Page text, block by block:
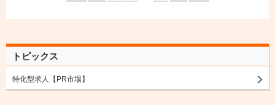
トピックス
特化型求人【PR市場】